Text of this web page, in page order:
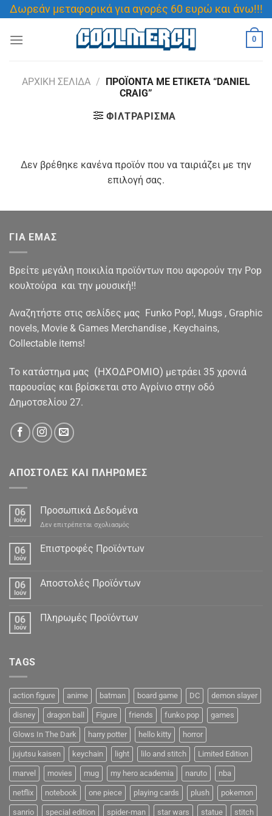
Μετάβαση
στο
περιεχόμενο
Δωρεάν μεταφορικά για αγορές 60 ευρώ και άνω!!!
0
ΑΡΧΙΚΉ ΣΕΛΊΔΑ / ΠΡΟΪΌΝΤΑ ΜΕ ΕΤΙΚΈΤΑ “DANIEL
CRAIG”
ΦΙΛΤΡΆΡΙΣΜΑ
Δεν βρέθηκε κανένα προϊόν που να ταιριάζει με την
επιλογή σας.
ΓΙΑ ΕΜΑΣ
Βρείτε μεγάλη ποικιλία προϊόντων που αφορούν την Pop
κουλτούρα και την μουσική!!
Αναζητήστε στις σελίδες μας Funko Pop!, Mugs , Graphic
novels, Movie & Games Merchandise , Keychains,
Collectable items!
To κατάστημα μας (ΗΧΟΔΡΟΜΙΟ) μετράει 35 χρονιά
παρουσίας και βρίσκεται στο Αγρίνιο στην οδό
Δημοτσελίου 27.
ΑΠΟΣΤΟΛΕΣ ΚΑΙ ΠΛΗΡΩΜΕΣ
06
Ιούν
Προσωπικά Δεδομένα
Δεν επιτρέπεται σχολιασμός
Δεδομένα
06
Ιούν
Επιστροφές Προϊόντων
06
Ιούν
Αποστολές Προϊόντων
06
Ιούν
Πληρωμές Προϊόντων
TAGS
action figure anime batman board game DC demon slayer
disney dragon ball Figure friends funko pop games
Glows In The Dark harry potter hello kitty horror
jujutsu kaisen keychain light lilo and stitch Limited Edition
marvel movies mug my hero academia naruto nba
netflix notebook one piece playing cards plush pokemon
sanrio special edition spider-man star wars statue stitch